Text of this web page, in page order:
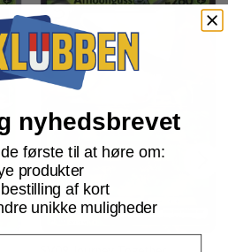
nyhedsbrevet
første til at høre om:
produkter
af kort
unikke muligheder